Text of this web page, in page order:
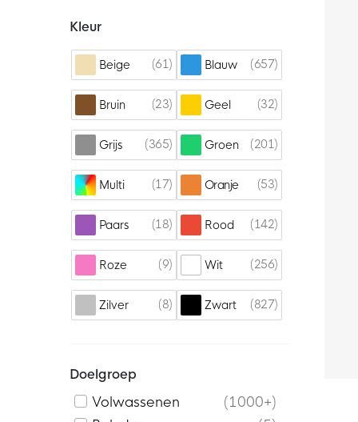
Kleur
Beige 61 Blauw 657
Bruin 23 Geel 32
Grijs 365 Groen 201
Multi 17 Oranje 53
Paars 18 Rood 142
Roze 9 Wit 256
Zilver 8 Zwart 827
Doelgroep
Volwassenen
1000+